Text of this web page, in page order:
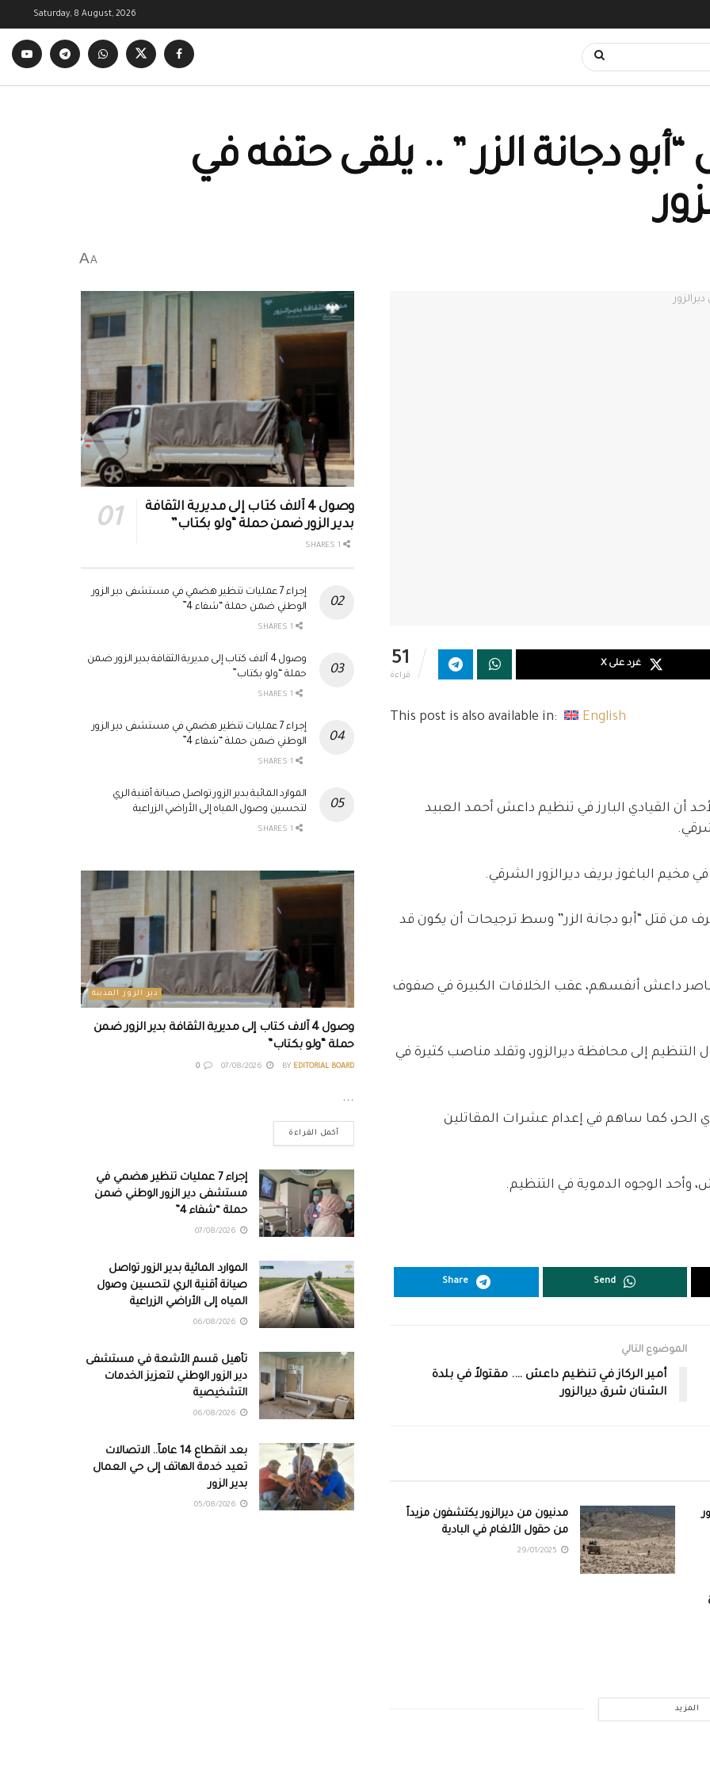
Saturday, 8 August, 2026
دجانة الزر ” .. يلقى حتفه في
A
A
51
قراءة
غرد على X
This post is also available in: English
لشبكة ديرالزور ٢٤، اليوم الأحد أن القيادي البارز في تنظيم داعش أحمد العبيد
مخيم الباغوز بريف ديرالزور الشرقي.
أنه حتى الآن لم يعرف من قتل “أبو دجانة الزر” وسط ترجيحات أن يكون قد
داعش أنفسهم، عقب الخلافات الكبيرة في صفوف
إلى محافظة ديرالزور، وتقلد مناصب كثيرة في
الحر، كما ساهم في إعدام عشرات المقاتلين
وأحد الوجوه الدموية في التنظيم.
Send
Share
الموضوع التالي
أمير الركاز في تنظيم داعش …. مقتولاً في بلدة
الشنان شرق ديرالزور
مدنيون من ديرالزور يكتشفون مزيداً
من حقول الألغام في البادية
المزيد
وصول 4 آلاف كتاب إلى مديرية الثقافة
بدير الزور ضمن حملة “ولو بكتاب”
إجراء 7 عمليات تنظير هضمي في مستشفى دير الزور
الوطني ضمن حملة “شفاء 4”
وصول 4 آلاف كتاب إلى مديرية الثقافة بدير الزور ضمن
حملة “ولو بكتاب”
إجراء 7 عمليات تنظير هضمي في مستشفى دير الزور
الوطني ضمن حملة “شفاء 4”
الموارد المائية بدير الزور تواصل صيانة أقنية الري
لتحسين وصول المياه إلى الأراضي الزراعية
دير الزور المدينة
وصول 4 آلاف كتاب إلى مديرية الثقافة بدير الزور ضمن
حملة “ولو بكتاب”
BY EDITORIAL BOARD
0
...
أكمل القراءة
إجراء 7 عمليات تنظير هضمي في
مستشفى دير الزور الوطني ضمن
حملة “شفاء 4”
الموارد المائية بدير الزور تواصل
صيانة أقنية الري لتحسين وصول
المياه إلى الأراضي الزراعية
تأهيل قسم الأشعة في مستشفى
دير الزور الوطني لتعزيز الخدمات
التشخيصية
بعد انقطاع 14 عاماً.. الاتصالات
تعيد خدمة الهاتف إلى حي العمال
بدير الزور